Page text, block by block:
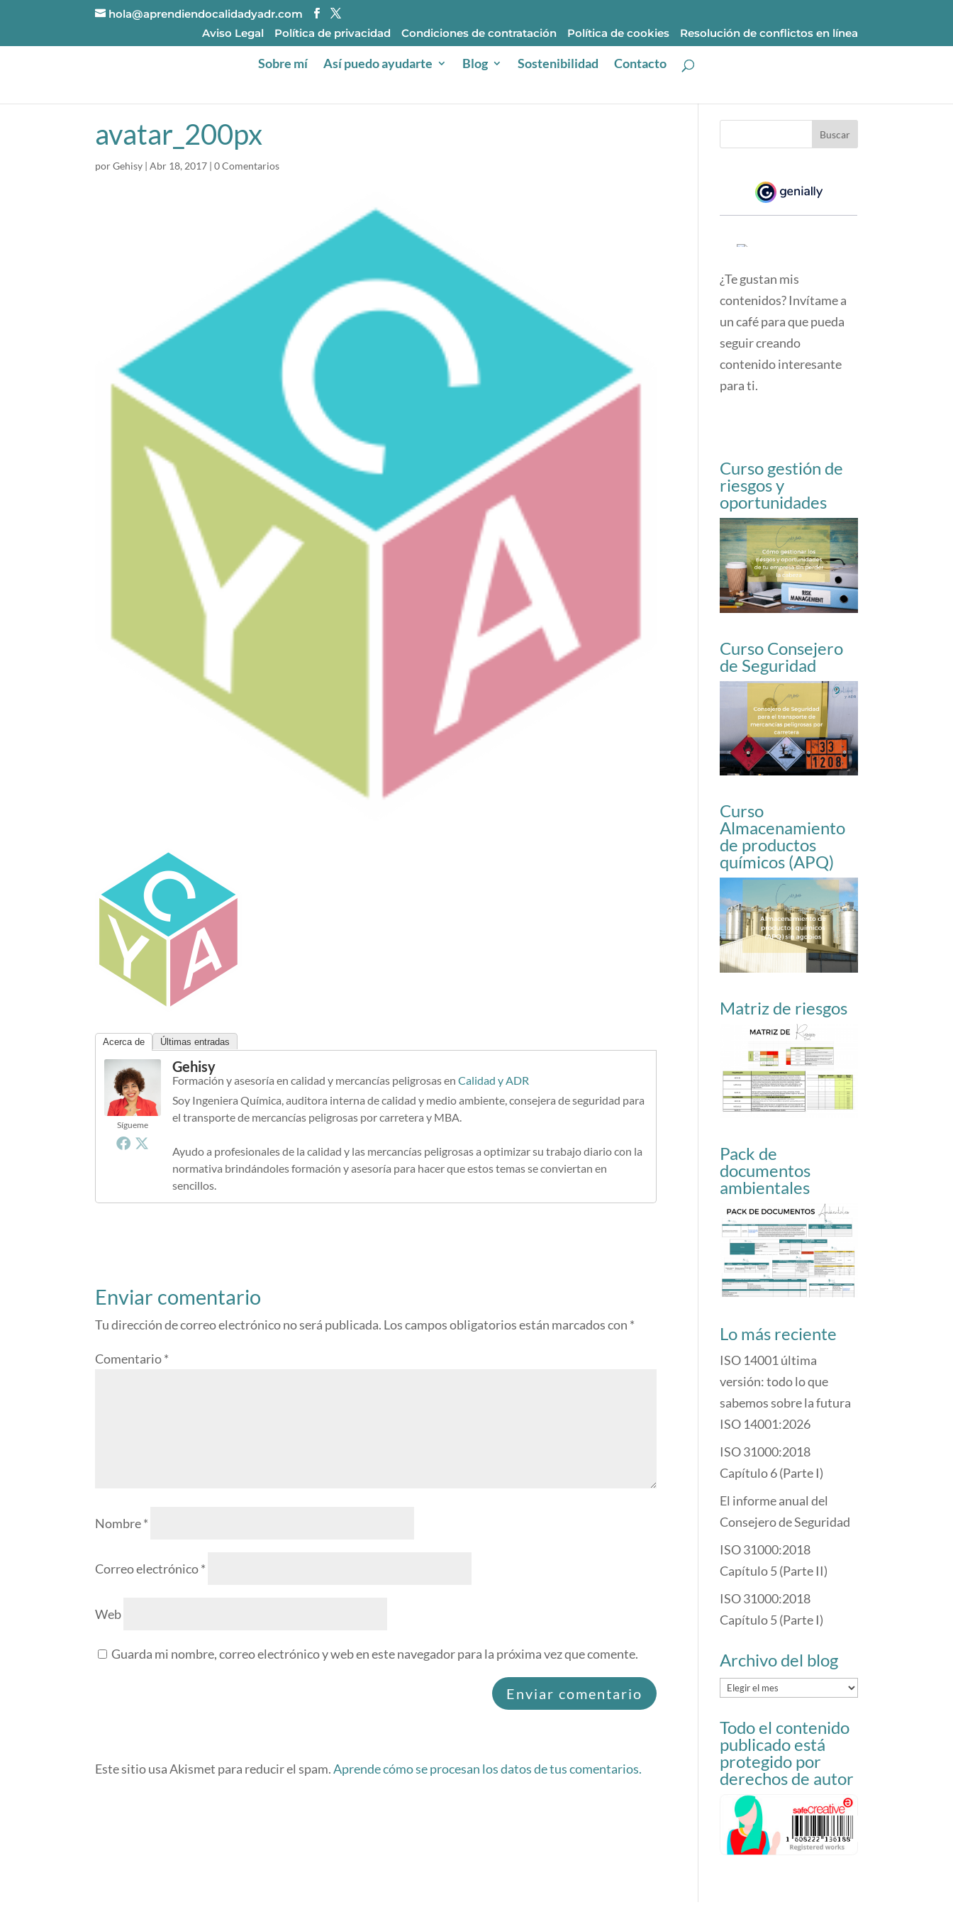
hola@aprendiendocalidadyadr.com
Aviso Legal
Política de privacidad Condiciones de contratación Política de cookies Resolución de conflictos en línea
Sobre mí Así puedo ayudarte Blog Sostenibilidad Contacto
avatar_200px
porGehisy |Abr 18, 2017 |0 Comentarios
Acerca de Últimas entradas
Sígueme
Gehisy
Formación y asesoría en calidad y mercancías peligrosasenCalidad y ADR
Soy Ingeniera Química, auditora interna de calidad y medio ambiente, consejera de seguridad para
el transporte de mercancías peligrosas por carretera y MBA.
Ayudo a profesionales de la calidad y las mercancías peligrosas a optimizar su trabajo diario con la
normativa brindándoles formación y asesoría para hacer que estos temas se conviertan en
sencillos.
Enviar comentario
Tu dirección de correo electrónico no será publicada. Los campos obligatorios están marcados con *
Comentario*
Nombre*
Correo electrónico*
Web
Guarda mi nombre, correo electrónico y web en este navegador para la próxima vez que comente.
Este sitio usa Akismet para reducir el spam.Aprende cómo se procesan los datos de tus comentarios.
¿Te gustan mis
contenidos? Invítame a
un café para que pueda
seguir creando
contenido interesante
para ti.
Curso gestión de
riesgos y
oportunidades
Curso Consejero
de Seguridad
Curso
Almacenamiento
de productos
químicos (APQ)
Matriz de riesgos
Pack de
documentos
ambientales
Lo más reciente
ISO 14001 última
versión: todo lo que
sabemos sobre la futura
ISO 14001:2026
ISO 31000:2018
Capítulo 6 (Parte I)
El informe anual del
Consejero de Seguridad
ISO 31000:2018
Capítulo 5 (Parte II)
ISO 31000:2018
Capítulo 5 (Parte I)
Archivo del blog
Archivo
blog
Todo el contenido
publicado está
protegido por
derechos de autor